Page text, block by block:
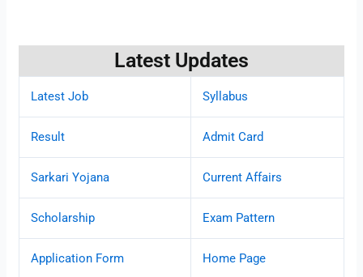
Latest Updates
Latest Job Syllabus
Result Admit Card
Sarkari Yojana Current Affairs
Scholarship Exam Pattern
Application Form Home Page